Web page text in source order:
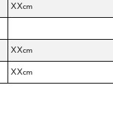
XXcm
XXcm
XXcm